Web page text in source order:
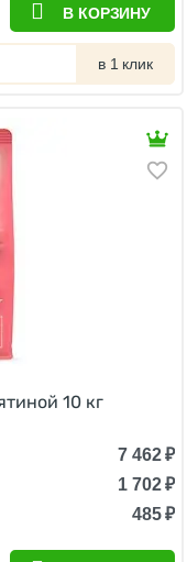
В КОРЗИНУ
в 1 клик
10 кг
7 462₽
1 702₽
485₽